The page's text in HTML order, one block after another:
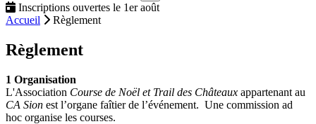
Inscriptions ouvertes le 1er août
Accueil
Règlement
Règlement
1 Organisation
L'Association Course de Noël et Trail des Châteaux appartenant au
CA Sion est l’organe faîtier de l’événement. Une commission ad
hoc organise les courses.